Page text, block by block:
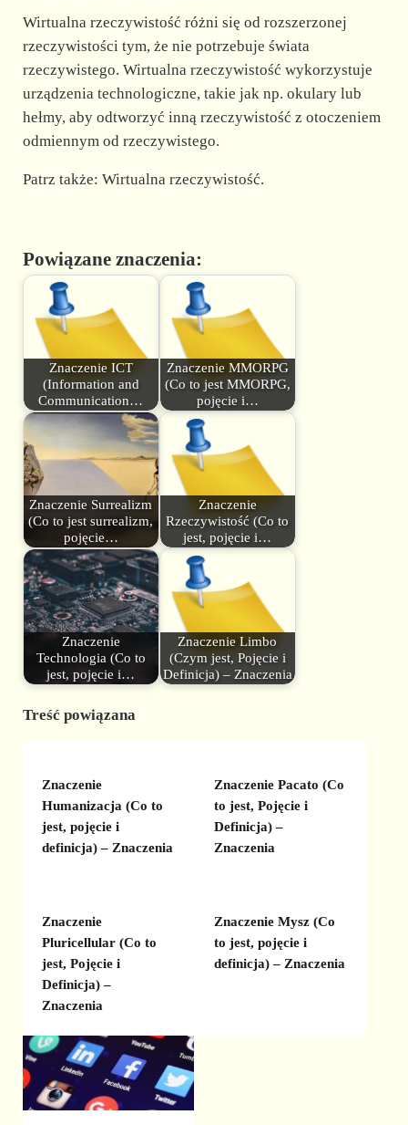
Wirtualna rzeczywistość różni się od rozszerzonej
rzeczywistości tym, że nie potrzebuje świata
rzeczywistego. Wirtualna rzeczywistość wykorzystuje
urządzenia technologiczne, takie jak np. okulary lub
hełmy, aby odtworzyć inną rzeczywistość z otoczeniem
odmiennym od rzeczywistego.
Patrz także: Wirtualna rzeczywistość.
Powiązane znaczenia:
Znaczenie ICT
(Information and
Communication…
Znaczenie MMORPG
(Co to jest MMORPG,
pojęcie i…
Znaczenie Surrealizm
(Co to jest surrealizm,
pojęcie…
Znaczenie
Rzeczywistość (Co to
jest, pojęcie i…
Znaczenie
Technologia (Co to
jest, pojęcie i…
Znaczenie Limbo
(Czym jest, Pojęcie i
Definicja) – Znaczenia
Treść powiązana
Znaczenie
Humanizacja (Co to
jest, pojęcie i
definicja) – Znaczenia
Znaczenie Pacato (Co
to jest, Pojęcie i
Definicja) –
Znaczenia
Znaczenie
Pluricellular (Co to
jest, Pojęcie i
Definicja) –
Znaczenia
Znaczenie Mysz (Co
to jest, pojęcie i
definicja) – Znaczenia